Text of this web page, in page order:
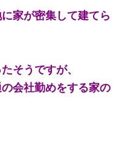
家が密集して建てら
そうですが、
会社勤めをする家の